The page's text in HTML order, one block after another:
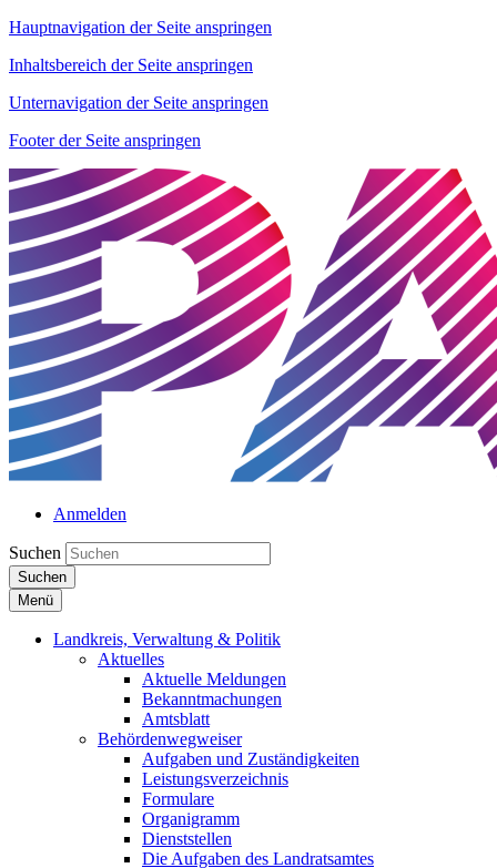
Hauptnavigation der Seite anspringen
Inhaltsbereich der Seite anspringen
Unternavigation der Seite anspringen
Footer der Seite anspringen
Anmelden
Suchen
Suchen
Menü
Landkreis, Verwaltung & Politik
Aktuelles
Aktuelle Meldungen
Bekanntmachungen
Amtsblatt
Behördenwegweiser
Aufgaben und Zuständigkeiten
Leistungsverzeichnis
Formulare
Organigramm
Dienststellen
Die Aufgaben des Landratsamtes